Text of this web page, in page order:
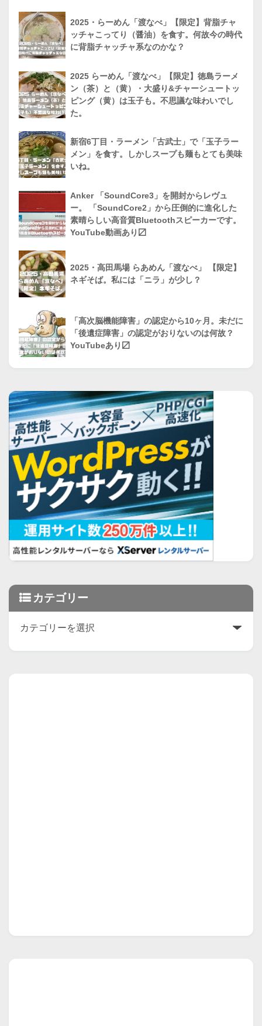
2025・らーめん「渡なべ」【限定】背脂チャ
ッチャこってり（醤油）を食す。何故今の時代
に背脂チャッチャ系なのかな？
2025 らーめん「渡なべ」【限定】徳島ラーメ
ン（茶）と（黄）・大盛り&チャーシュートッ
ピング（黄）は玉子も。不思議な味わいでし
た。
新宿6丁目・ラーメン「古武士」で「玉子ラー
メン」を食す。しかしスープも麺もとても美味
いね。
Anker 「SoundCore3」を開封からレヴュ
ー。 「SoundCore2」から圧倒的に進化した
素晴らしい高音質Bluetoothスピーカーです。
YouTube動画あり〼
2025・高田馬場 らあめん「渡なべ」 【限定】
ネギそば。私には「ニラ」が少し？
「高次脳機能障害」の認定から10ヶ月。未だに
「後遺症障害」の認定がおりないのは何故？
YouTubeあり〼
カテゴリー